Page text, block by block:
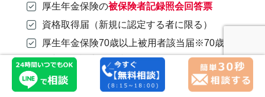
厚生年金保険の被保険者記録照会回答票
資格取得届（新規に認定する者に限る）
厚生年金保険70歳以上被用者該当届※70歳以上
の新規に認定する者に限る
厚生年金保険70歳以上被用者該当及び標準報酬
月額相当額のお知らせ